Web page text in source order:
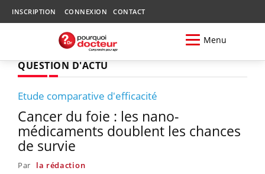
INSCRIPTION CONNEXION CONTACT
Menu
QUESTION D'ACTU
Etude comparative d'efficacité
Cancer du foie : les nano-
médicaments doublent les chances
de survie
Par la rédaction